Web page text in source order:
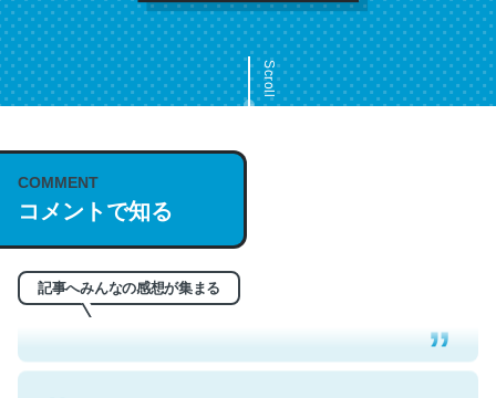
Scroll
COMMENT
コメントで知る
記事へみんなの感想が集まる
これは名文。彼はとてもクレバーなんだろうなと凄く思
う。英語少しでも読める人は原文もお勧め。自分はこの流
─今のこの状況が信じられるかい？ by ラーズ・ヌートバー